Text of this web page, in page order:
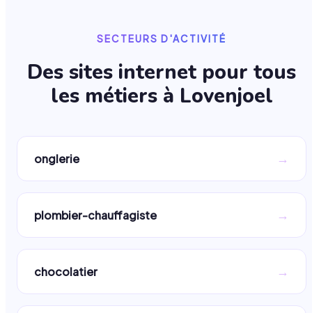
SECTEURS D'ACTIVITÉ
Des sites internet pour tous
les métiers à Lovenjoel
onglerie →
plombier-chauffagiste →
chocolatier →